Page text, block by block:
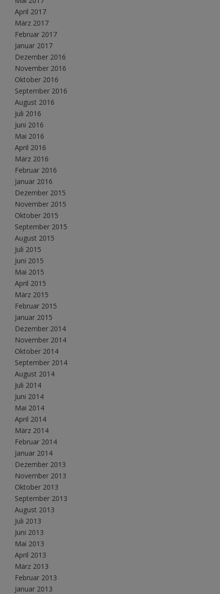
April 2017
März 2017
Februar 2017
Januar 2017
Dezember 2016
November 2016
Oktober 2016
September 2016
August 2016
Juli 2016
Juni 2016
Mai 2016
April 2016
März 2016
Februar 2016
Januar 2016
Dezember 2015
November 2015
Oktober 2015
September 2015
August 2015
Juli 2015
Juni 2015
Mai 2015
April 2015
März 2015
Februar 2015
Januar 2015
Dezember 2014
November 2014
Oktober 2014
September 2014
August 2014
Juli 2014
Juni 2014
Mai 2014
April 2014
März 2014
Februar 2014
Januar 2014
Dezember 2013
November 2013
Oktober 2013
September 2013
August 2013
Juli 2013
Juni 2013
Mai 2013
April 2013
März 2013
Februar 2013
Januar 2013